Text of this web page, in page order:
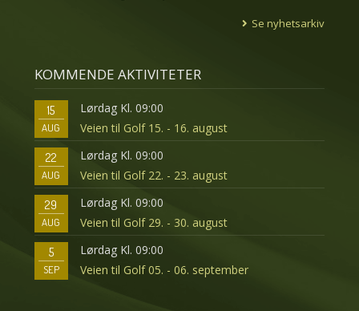
Se nyhetsarkiv
KOMMENDE AKTIVITETER
15
AUG
Lørdag Kl. 09:00
Veien til Golf 15. - 16. august
22
AUG
Lørdag Kl. 09:00
Veien til Golf 22. - 23. august
29
AUG
Lørdag Kl. 09:00
Veien til Golf 29. - 30. august
5
SEP
Lørdag Kl. 09:00
Veien til Golf 05. - 06. september